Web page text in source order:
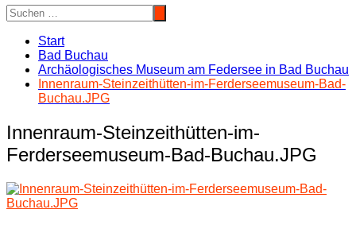
Start
Bad Buchau
Archäologisches Museum am Federsee in Bad Buchau
Innenraum-Steinzeithütten-im-Ferderseemuseum-Bad-
Buchau.JPG
Innenraum-Steinzeithütten-im-
Ferderseemuseum-Bad-Buchau.JPG